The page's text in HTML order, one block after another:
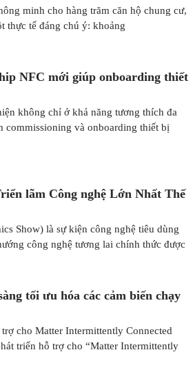
minh cho hàng trăm căn hộ chung cư,
thực tế đáng chú ý: khoảng
NFC mới giúp onboarding thiết
không chỉ ở khả năng tương thích đa
commissioning và onboarding thiết bị
lãm Công nghệ Lớn Nhất Thế
Show) là sự kiện công nghệ tiêu dùng
công nghệ tương lai chính thức được
tối ưu hóa các cảm biến chạy
cho Matter Intermittently Connected
triển hỗ trợ cho “Matter Intermittently